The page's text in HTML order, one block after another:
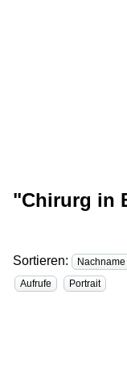
"Chirurg in
Sortieren: Nachname
Aufrufe
Portrait